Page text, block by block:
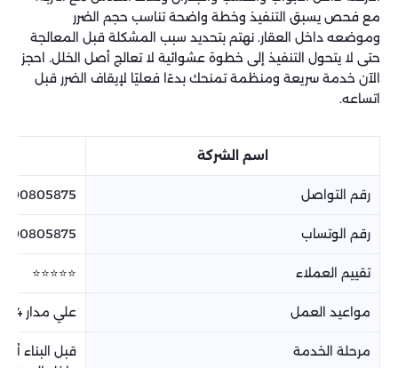
مع فحص يسبق التنفيذ وخطة واضحة تناسب حجم الضرر
وموضعه داخل العقار. نهتم بتحديد سبب المشكلة قبل المعالجة
حتى لا يتحول التنفيذ إلى خطوة عشوائية لا تعالج أصل الخلل. احجز
الآن خدمة سريعة ومنظمة تمنحك بدءًا فعليًا لإيقاف الضرر قبل
اتساعه.
اسم الشركة
رقم التواصل 0500805875
رقم الوتساب
تقييم العملاء ⭐⭐⭐⭐⭐
مواعيد العمل علي مدار 24 ساعة
مرحلة الخدمة
قبل البناء أو